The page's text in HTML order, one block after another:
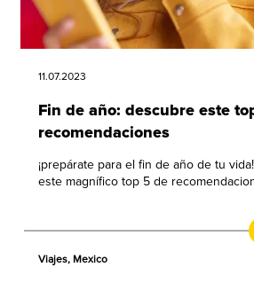
11.07.2023
Fin de año: descubre este
recomendaciones
¡prepárate para el fin de año de tu
este magnífico top 5 de
Viajes, Mexico